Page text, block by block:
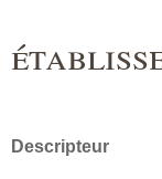
Descripteur